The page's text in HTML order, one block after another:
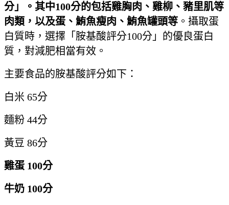
分」。其中100分的包括雞胸肉、雞柳、豬里肌等
肉類，以及蛋、鮪魚瘦肉、鮪魚罐頭等 。攝取蛋
白質時，選擇「胺基酸評分100分」的優良蛋白
質，對減肥相當有效。
主要食品的胺基酸評分如下：
白米 65分
麵粉 44分
黃豆 86分
雞蛋 100分
牛奶 100分